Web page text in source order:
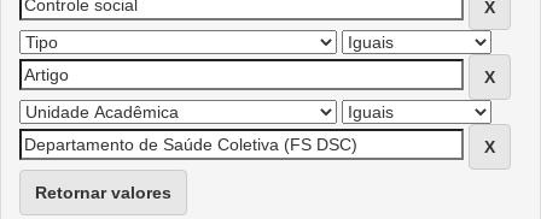
Retornar valores